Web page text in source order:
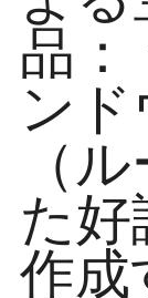
品：
ン
（
た
作成